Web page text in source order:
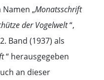
„Monatsschrift
der Vogelwelt“,
Band (1937) als
“ herausgegeben
an dieser